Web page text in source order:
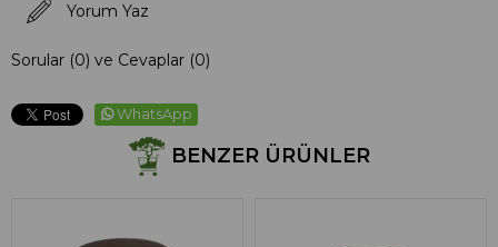
Yorum Yaz
Sorular (0) ve Cevaplar (0)
WhatsApp
BENZER ÜRÜNLER